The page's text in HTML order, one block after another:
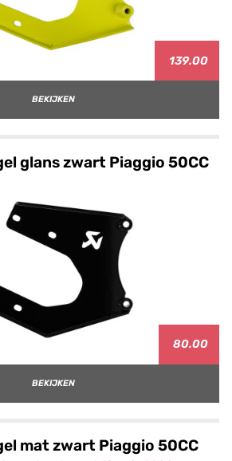
139.00
BEKIJKEN
glans zwart Piaggio 50CC
80.00
BEKIJKEN
mat zwart Piaggio 50CC